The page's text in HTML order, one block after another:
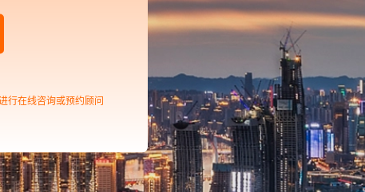
行在线咨询或预约顾问